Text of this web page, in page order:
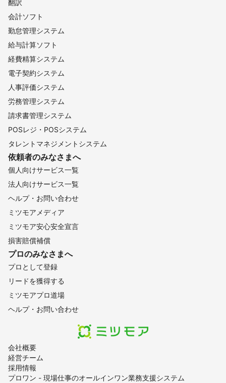
会社概要
経営チーム
採用情報
プロワン - 現場仕事のオールインワン業務支援システム
翻訳
会計ソフト
勤怠管理システム
給与計算ソフト
経費精算システム
電子契約システム
人事評価システム
労務管理システム
請求書管理システム
POSレジ・POSシステム
タレントマネジメントシステム
依頼者のみなさまへ
個人向けサービス一覧
法人向けサービス一覧
ヘルプ・お問い合わせ
ミツモアメディア
ミツモア安心安全宣言
損害賠償補償
プロのみなさまへ
プロとして登録
リードを獲得する
ミツモアプロ道場
ヘルプ・お問い合わせ